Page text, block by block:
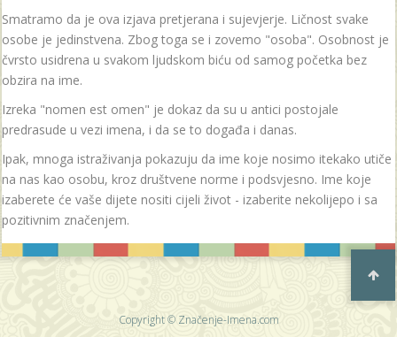
Smatramo da je ova izjava pretjerana i sujevjerje. Ličnost svake
osobe je jedinstvena. Zbog toga se i zovemo "osoba". Osobnost je
čvrsto usidrena u svakom ljudskom biću od samog početka bez
obzira na ime.
Izreka "nomen est omen" je dokaz da su u antici postojale
predrasude u vezi imena, i da se to događa i danas.
Ipak, mnoga istraživanja pokazuju da ime koje nosimo itekako utiče
na nas kao osobu, kroz društvene norme i podsvjesno. Ime koje
izaberete će vaše dijete nositi cijeli život - izaberite nekolijepo i sa
pozitivnim značenjem.
Copyright © Značenje-Imena.com